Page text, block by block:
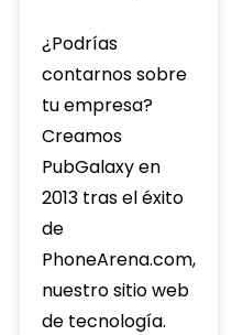
¿Podrías
contarnos sobre
tu empresa?
Creamos
PubGalaxy en
2013 tras el éxito
de
PhoneArena.com,
nuestro sitio web
de tecnología.